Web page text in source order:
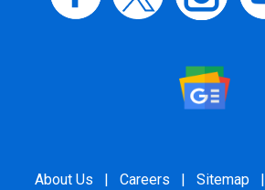
About Us | Careers | Sitemap |